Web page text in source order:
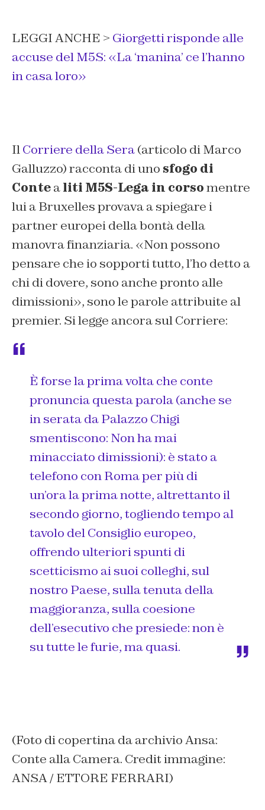
LEGGI ANCHE > Giorgetti risponde alle
accuse del M5S: «La ‘manina’ ce l’hanno
in casa loro»
IlCorriere della Sera(articolo di Marco
Galluzzo)racconta di uno sfogo di
Contealiti M5S-Lega in corsomentre
lui a Bruxelles provava a spiegare i
partner europei della bontà della
manovra finanziaria. «Non possono
pensare che io sopporti tutto, l’ho detto a
chi di dovere, sono anche pronto alle
dimissioni», sono le parole attribuite al
premier. Si legge ancora sul Corriere:
È forse la prima volta che conte
pronuncia questa parola (anche se
in serata da Palazzo Chigi
smentiscono: Non ha mai
minacciato dimissioni): è stato a
telefono con Roma per più di
un’ora la prima notte, altrettanto il
secondo giorno, togliendo tempo al
tavolo del Consiglio europeo,
offrendo ulteriori spunti di
scetticismo ai suoi colleghi, sul
nostro Paese, sulla tenuta della
maggioranza, sulla coesione
dell’esecutivo che presiede: non è
su tutte le furie, ma quasi.
(Foto di copertina da archivio Ansa:
Conte alla Camera. Credit immagine:
ANSA / ETTORE FERRARI)